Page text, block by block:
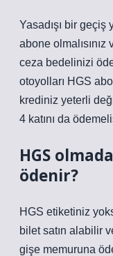
Yasadışı bir geçiş
abone olmalısınız
ceza bedelinizi
otoyolları HGS
krediniz yeterli
4 katını da
HGS
ödenir?
HGS etiketiniz
bilet satın alabilir
gişe memuruna